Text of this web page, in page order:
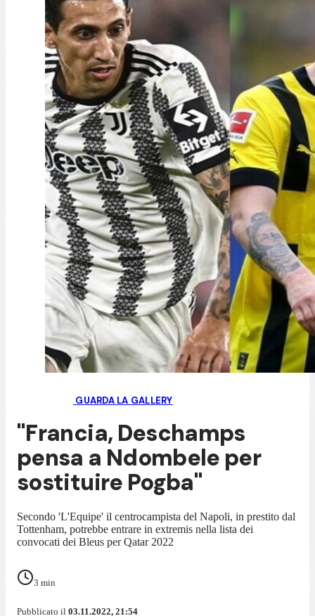
GUARDA LA GALLERY
"Francia, Deschamps
pensa a Ndombele per
sostituire Pogba"
Secondo 'L'Equipe' il centrocampista del Napoli, in prestito dal
Tottenham, potrebbe entrare in extremis nella lista dei
convocati dei Bleus per Qatar 2022
3 min
Pubblicato il 03.11.2022, 21:54